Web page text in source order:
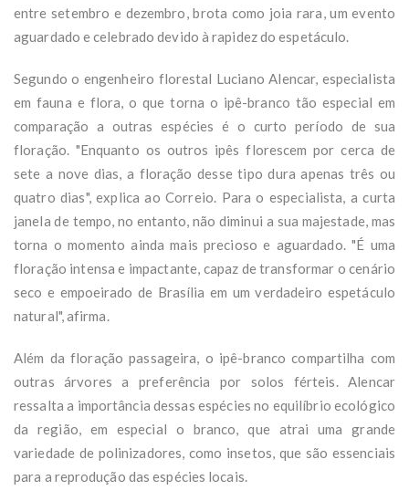
entre setembro e dezembro, brota como joia rara, um evento
aguardado e celebrado devido à rapidez do espetáculo.
Segundo o engenheiro florestal Luciano Alencar, especialista
em fauna e flora, o que torna o ipê-branco tão especial em
comparação a outras espécies é o curto período de sua
floração. "Enquanto os outros ipês florescem por cerca de
sete a nove dias, a floração desse tipo dura apenas três ou
quatro dias", explica ao Correio. Para o especialista, a curta
janela de tempo, no entanto, não diminui a sua majestade, mas
torna o momento ainda mais precioso e aguardado. "É uma
floração intensa e impactante, capaz de transformar o cenário
seco e empoeirado de Brasília em um verdadeiro espetáculo
natural", afirma.
Além da floração passageira, o ipê-branco compartilha com
outras árvores a preferência por solos férteis. Alencar
ressalta a importância dessas espécies no equilíbrio ecológico
da região, em especial o branco, que atrai uma grande
variedade de polinizadores, como insetos, que são essenciais
para a reprodução das espécies locais.